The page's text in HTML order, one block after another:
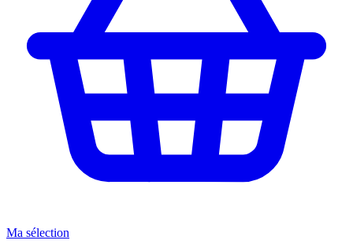
Ma sélection